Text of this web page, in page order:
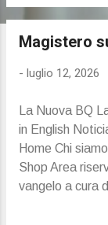
abbiamo visto le
Se guardiamo al
redenzione, ciò
pontefice a
Pio XI.
Catechismo
Magistero
- luglio 12, 2026
La Nuova BQ
in English
Home Chi
Shop Area
vangelo a cura